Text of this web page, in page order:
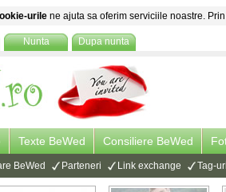
urile ne ajuta sa oferim serviciile noastre.
Nunta Dupa nunta
Texte BeWed Consiliere BeWed
BeWed Parteneri Link exchange Tag-